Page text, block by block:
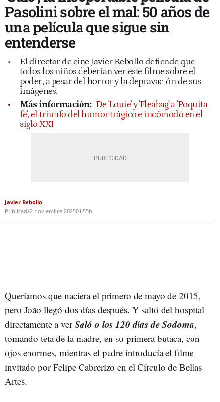
Pasolini sobre el mal: 50 años de
una película que sigue sin
entenderse
El director de cine Javier Rebollo defiende que
todos los niños deberían ver este filme sobre el
poder, a pesar del horror y la depravación de sus
imágenes.
Más información: De 'Louie' y 'Fleabag' a 'Poquita
fe', el triunfo del humor trágico e incómodo en el
siglo XXI
Javier Rebollo
Publicada2 noviembre 202501:55h
Queríamos que naciera el primero de mayo de 2015,
pero João llegó dos días después. Y salió del hospital
directamente a verSaló o los 120 días de Sodoma,
tomando teta de la madre, en su primera butaca, con
ojos enormes, mientras el padre introducía el filme
invitado por Felipe Cabrerizo en el Círculo de Bellas
Artes.